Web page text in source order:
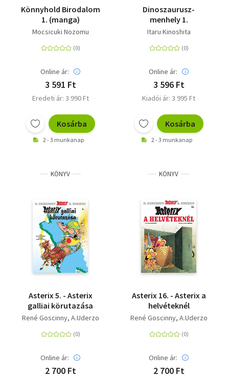
Könnyhold Birodalom
1. (manga)
Mocsicuki Nozomu
Online ár:
3 591 Ft
Eredeti ár: 3 990 Ft
Kosárba
2 - 3 munkanap
Dinoszaurusz-
menhely 1.
Itaru Kinoshita
Online ár:
3 596 Ft
Kiadói ár: 3 995 Ft
Kosárba
2 - 3 munkanap
KÖNYV
Asterix 5. - Asterix
galliai körutazása
René Goscinny A.Uderzo
Online ár:
2 700 Ft
KÖNYV
Asterix 16. - Asterix a
helvéteknél
René Goscinny A.Uderzo
Online ár:
2 700 Ft